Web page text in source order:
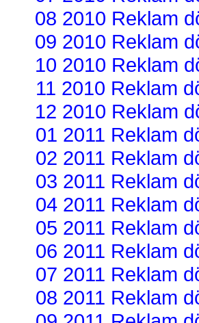
08 2010 Reklam
09 2010 Reklam
10 2010 Reklam
11 2010 Reklam
12 2010 Reklam
01 2011 Reklam
02 2011 Reklam
03 2011 Reklam
04 2011 Reklam
05 2011 Reklam
06 2011 Reklam
07 2011 Reklam
08 2011 Reklam